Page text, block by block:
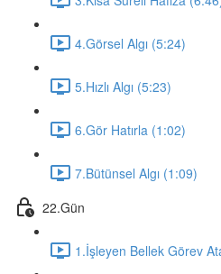
4.Görsel Algı (5:24)
5.Hızlı Algı (5:23)
6.Gör Hatırla (1:02)
7.Bütünsel Algı (1:09)
22.Gün
1.İşleyen Bellek Görev